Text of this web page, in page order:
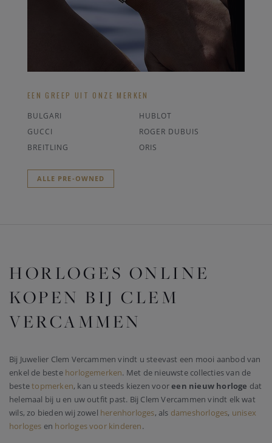
EEN GREEP UIT ONZE MERKEN
BULGARI
HUBLOT
GUCCI
ROGER DUBUIS
BREITLING
ORIS
ALLE PRE-OWNED
HORLOGES ONLINE
KOPEN BIJ CLEM
VERCAMMEN
Bij Juwelier Clem Vercammen vindt u steevast een mooi aanbod van
enkel de beste horlogemerken. Met de nieuwste collecties van de
bestetopmerken, kan u steeds kiezen vooreen nieuw horloge dat
helemaal bij u en uw outfit past. Bij Clem Vercammen vindt elk wat
wils, zo bieden wij zowel herenhorloges, als dameshorloges, unisex
horloges en horloges voor kinderen.